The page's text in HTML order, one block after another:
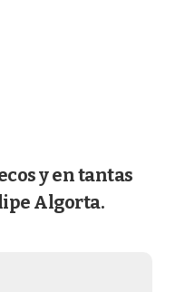
y en tantas
Algorta.